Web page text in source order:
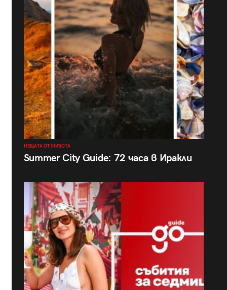
НЕЩАТА ОТ ЖИВОТА
Summer City Guide: 72 часа в Иракли